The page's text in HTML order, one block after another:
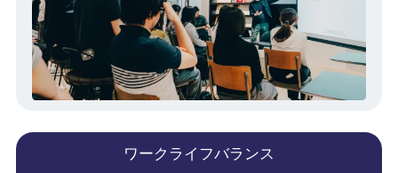
ワークライフバランス